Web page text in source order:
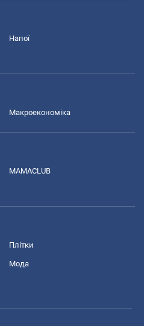
Напої
Макроекономіка
MAMACLUB
Плітки
Мода